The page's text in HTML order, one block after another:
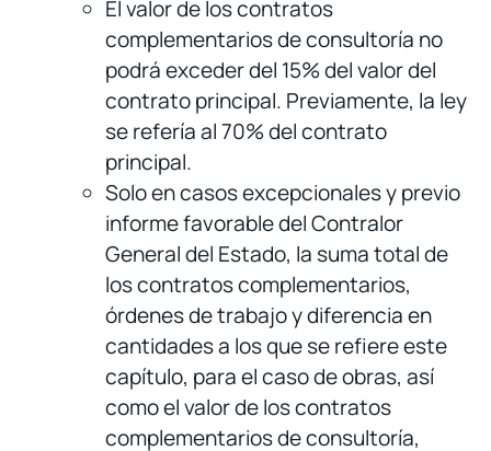
El valor de los contratos
complementarios de consultoría no
podrá exceder del 15% del valor del
contrato principal. Previamente, la ley
se refería al 70% del contrato
principal.
Solo en casos excepcionales y previo
informe favorable del Contralor
General del Estado, la suma total de
los contratos complementarios,
órdenes de trabajo y diferencia en
cantidades a los que se refiere este
capítulo, para el caso de obras, así
como el valor de los contratos
complementarios de consultoría,